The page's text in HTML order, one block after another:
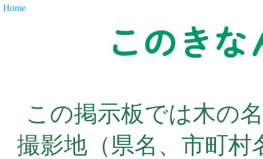
Home
この掲示板では木の
撮影地（県名、市町村